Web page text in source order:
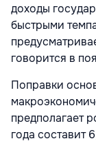
доходы
быстрыми
говорится в
Поправки
предполагает
года составит